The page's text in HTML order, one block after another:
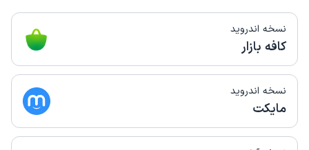
نسخه اندروید
کافه بازار
نسخه اندروید
مایکت